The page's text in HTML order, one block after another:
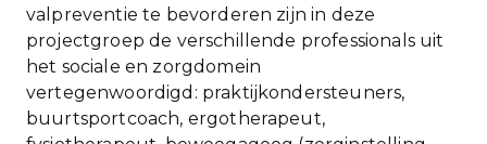
valpreventie te bevorderen zijn in deze
projectgroep de verschillende professionals uit
het sociale en zorgdomein
vertegenwoordigd: praktijkondersteuners,
buurtsportcoach, ergotherapeut,